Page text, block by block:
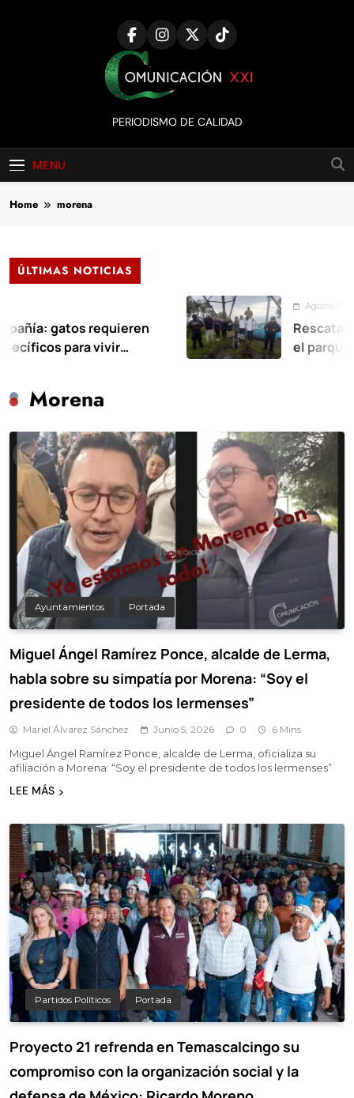
Comunicación
XXI
PERIODISMO DE CALIDAD
MENU
Home morena
ÚLTIMAS NOTICIAS
gatos requieren
para vivir
Agosto 9, 2026
Rescatan a
el parque Sierra
Morena
Ayuntamientos Portada
Miguel Ángel Ramírez Ponce, alcalde de Lerma,
habla sobre su simpatía por Morena: “Soy el
presidente de todos los lermenses”
Mariel Álvarez Sánchez Junio 5, 2026 0 6 Mins
Miguel Ángel Ramírez Ponce, alcalde de Lerma, oficializa su
afiliación a Morena: “Soy el presidente de todos los lermenses”
LEE MÁS
Partidos Políticos Portada
Proyecto 21 refrenda en Temascalcingo su
compromiso con la organización social y la